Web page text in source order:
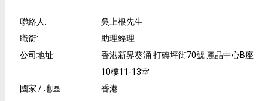
聯絡人:
吳上根先生
職銜:
助理經理
公司地址:
香港新界葵涌 打磚坪街70號 麗晶中心B座
10樓11-13室
國家 / 地區: 香港